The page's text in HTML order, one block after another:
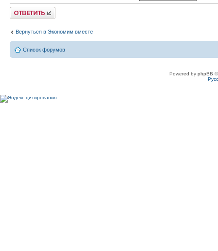
Ответить
Вернуться в Экономим вместе
Список форумов
Powered by phpBB